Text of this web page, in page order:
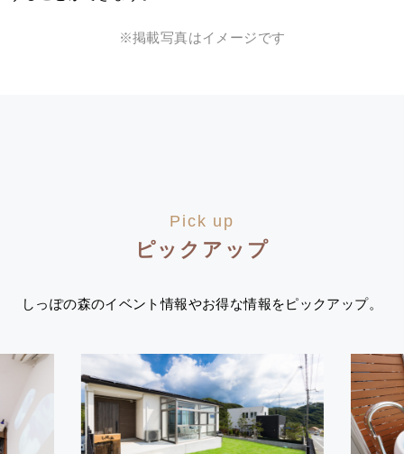
※掲載写真はイメージです
Pick up
ピックアップ
しっぽの森のイベント情報やお得な情報をピックアップ。